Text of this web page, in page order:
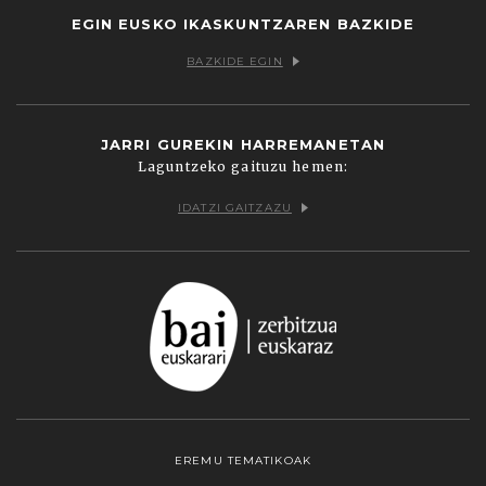
EGIN EUSKO IKASKUNTZAREN BAZKIDE
BAZKIDE EGIN
JARRI GUREKIN HARREMANETAN
Laguntzeko gaituzu hemen:
IDATZI GAITZAZU
EREMU TEMATIKOAK